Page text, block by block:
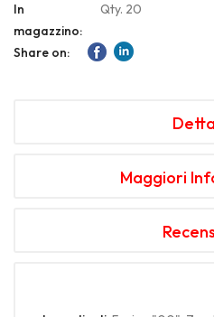
In
magazzino:
Qty. 20
Share on:
Maggiori